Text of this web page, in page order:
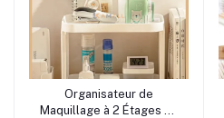
rrrrrr10
Ajouter au panier
Organisateur de
Maquillage à 2 Étages en